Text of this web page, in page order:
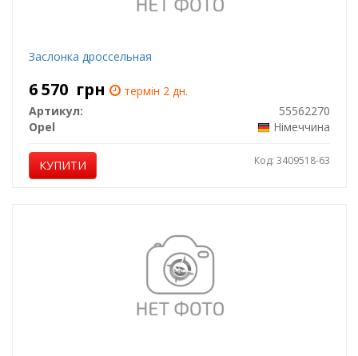
Заслонка дроссельная
6 570 грн
термін 2 дн.
Артикул:
55562270
Opel
Німеччина
КУПИТИ Код: 3409518-63